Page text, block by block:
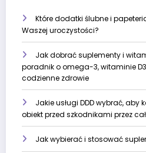
Które dodatki ślubne i
Waszej uroczystości?
Jak dobrać suplementy i
poradnik o omega-3, witaminie
codzienne zdrowie
Jakie usługi DDD wybrać,
obiekt przed szkodnikami przez
Jak wybierać i stosować